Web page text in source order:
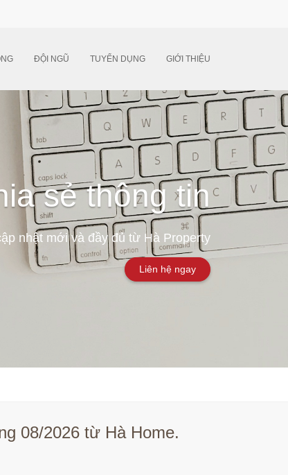
ĐỘI NGŨ TUYỂN DỤNG GIỚI THIỆU
sẻ thông tin
nhật mới và đầy đủ từ Hà Property
Liên hệ ngay
08/2026 từ Hà Home.